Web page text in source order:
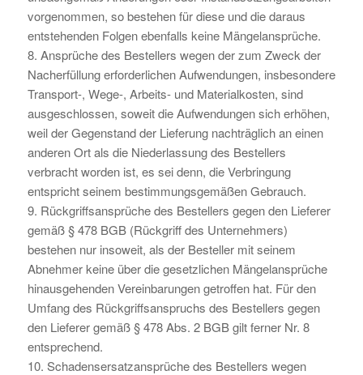
vorgenommen, so bestehen für diese und die daraus
entstehenden Folgen ebenfalls keine Mängelansprüche.
8. Ansprüche des Bestellers wegen der zum Zweck der
Nacherfüllung erforderlichen Aufwendungen, insbesondere
Transport-, Wege-, Arbeits- und Materialkosten, sind
ausgeschlossen, soweit die Aufwendungen sich erhöhen,
weil der Gegenstand der Lieferung nachträglich an einen
anderen Ort als die Niederlassung des Bestellers
verbracht worden ist, es sei denn, die Verbringung
entspricht seinem bestimmungsgemäßen Gebrauch.
9. Rückgriffsansprüche des Bestellers gegen den Lieferer
gemäß § 478 BGB (Rückgriff des Unternehmers)
bestehen nur insoweit, als der Besteller mit seinem
Abnehmer keine über die gesetzlichen Mängelansprüche
hinausgehenden Vereinbarungen getroffen hat. Für den
Umfang des Rückgriffsanspruchs des Bestellers gegen
den Lieferer gemäß § 478 Abs. 2 BGB gilt ferner Nr. 8
entsprechend.
10. Schadensersatzansprüche des Bestellers wegen